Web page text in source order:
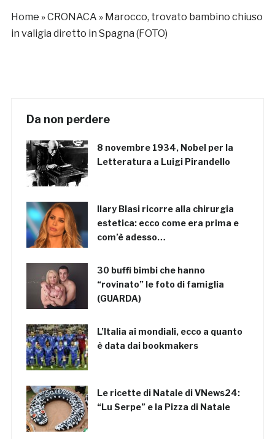
Home »CRONACA » Marocco, trovato bambino chiuso
in valigia diretto in Spagna (FOTO)
Da non perdere
8 novembre 1934, Nobel per la
Letteratura a Luigi Pirandello
Ilary Blasi ricorre alla chirurgia
estetica: ecco come era prima e
com’è adesso…
30 buffi bimbi che hanno
“rovinato” le foto di famiglia
(GUARDA)
L’Italia ai mondiali, ecco a quanto
è data dai bookmakers
Le ricette di Natale di VNews24:
“Lu Serpe” e la Pizza di Natale